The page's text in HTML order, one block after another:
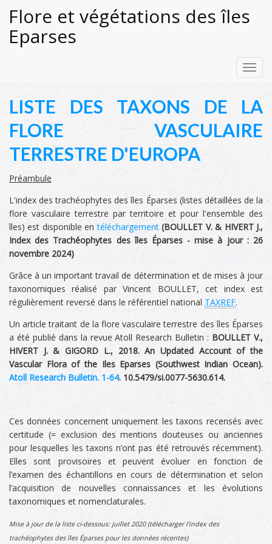
Flore et végétations des îles
Eparses
LISTE DES TAXONS DE LA
FLORE VASCULAIRE
TERRESTRE D'EUROPA
Préambule
L'index des trachéophytes des îles Éparses (listes détaillées de la
flore vasculaire terrestre par territoire et pour l'ensemble des
îles) est disponible entéléchargement(BOULLET V. & HIVERT J.,
Index des Trachéophytes des îles Éparses -mise à jour : 26
novembre 2024)
Grâce à un important travail de détermination et de mises à jour
taxonomiques réalisé par Vincent BOULLET, cet index est
régulièrement reversé dans le référentiel national TAXREF.
Un article traitant de la flore vasculaire terrestre des îles Éparses
a été publié dans la revue Atoll Research Bulletin : BOULLET V.,
HIVERT J. & GIGORD L., 2018. An Updated Account of the
Vascular Flora of the Iles Eparses (Southwest Indian Ocean).
Atoll Research Bulletin. 1-64. 10.5479/si.0077-5630.614.
Ces données concernent uniquement les taxons recensés avec
certitude (= exclusion des mentions douteuses ou anciennes
pour lesquelles les taxons n’ont pas été retrouvés récemment).
Elles sont provisoires et peuvent évoluer en fonction de
l’examen des échantillons en cours de détermination et selon
l’acquisition de nouvelles connaissances et les évolutions
taxonomiques et nomenclaturales.
Mise à jour de la liste ci-dessous: juillet 2020 (télécharger l'index des
trachéophytes des îles Éparses pour les données récentes)